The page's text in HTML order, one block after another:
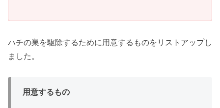
ハチの巣を駆除するために用意するものをリストアップし
ました。
用意するもの